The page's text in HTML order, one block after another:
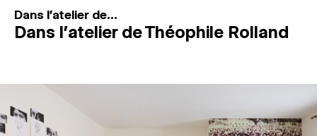
Dans l'atelier de...
Dans l’atelier de Théophile Rolland